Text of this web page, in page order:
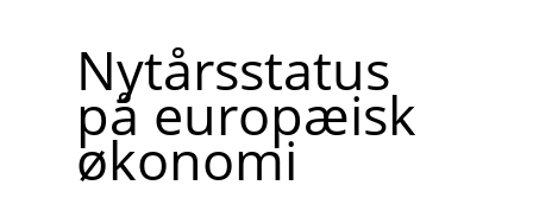
Nytårsstatus
på europæisk
økonomi